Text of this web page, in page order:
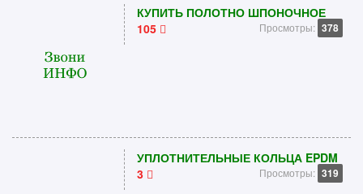
КУПИТЬ ПОЛОТНО ШПОНОЧНОЕ
105
Просмотры: 378
УПЛОТНИТЕЛЬНЫЕ КОЛЬЦА EPDM
3
Просмотры: 319